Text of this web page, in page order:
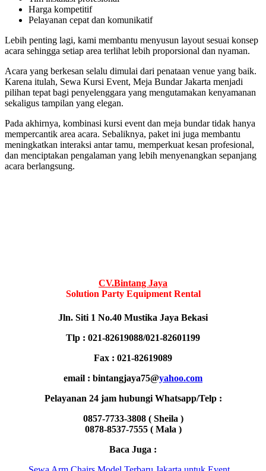
Harga kompetitif
Pelayanan cepat dan komunikatif
Lebih penting lagi, kami membantu menyusun layout sesuai konsep
acara sehingga setiap area terlihat lebih proporsional dan nyaman.
Acara yang berkesan selalu dimulai dari penataan venue yang baik.
Karena itulah, Sewa Kursi Event, Meja Bundar Jakarta menjadi
pilihan tepat bagi penyelenggara yang mengutamakan kenyamanan
sekaligus tampilan yang elegan.
Pada akhirnya, kombinasi kursi event dan meja bundar tidak hanya
mempercantik area acara. Sebaliknya, paket ini juga membantu
meningkatkan interaksi antar tamu, memperkuat kesan profesional,
dan menciptakan pengalaman yang lebih menyenangkan sepanjang
acara berlangsung.
CV.Bintang Jaya
Solution Party Equipment Rental
Jln. Siti 1 No.40 Mustika Jaya Bekasi
Tlp : 021-82619088/021-82601199
Fax : 021-82619089
email : bintangjaya75@yahoo.com
Pelayanan 24 jam hubungi Whatsapp/Telp :
0857-7733-3808 ( Sheila )
0878-8537-7555 ( Mala )
Baca Juga :